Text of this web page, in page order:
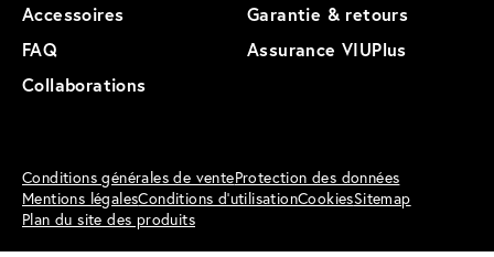
Accessoires
Garantie & retours
FAQ
Assurance VIUPlus
Collaborations
Conditions générales de venteProtection des données
Mentions légalesConditions d'utilisationCookiesSitemap
Plan du site des produits